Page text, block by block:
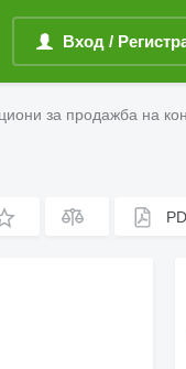
Вход /
за продажба на